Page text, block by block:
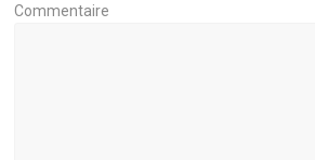
Commentaire